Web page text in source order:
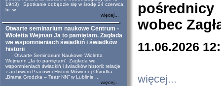
1943) Spotkanie odbędzie się w środę 24 czerwca
br. w ...
więcej...
Otwarte seminarium naukowe Centrum -
Wioletta Wejman Ja to pamiętam. Zagłada
we wspomnieniach świadkiń i świadków
historii
Otwarte Seminarium Naukowe Wioletta
Wejmann „Ja to pamiętam”. Zagłada we
wspomnieniach świadkiń i świadków historii: relacje
z archiwum Pracowni Historii Mówionej Ośrodka
„Brama Grodzka – Teatr NN” w Lublinie ...
więcej...
wobec
11.06.2026
więcej...